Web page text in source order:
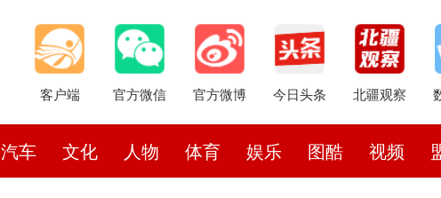
客户端 官方微信 官方微博 今日头条 北疆观察
汽车 文化 人物 体育 娱乐 图酷 视频